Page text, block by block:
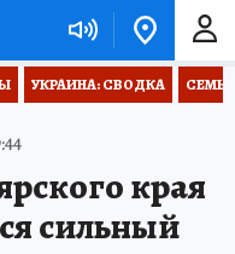
УКРАИНА: СВОДКА
края
сильный